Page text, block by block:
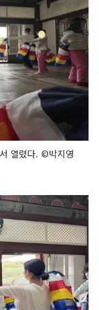
열렸다. ©박지영